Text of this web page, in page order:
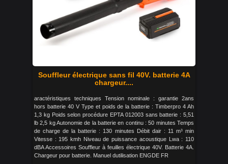
Souffleur électrique sans fil 40V. batterie 4A
chargeur....
aractéristiques techniques Tension nominale : garantie 2ans
hors batterie 40 V Type et poids de la batterie : Timberpro 4 Ah
1,3 kg Poids selon procédure EPTA 012003 sans batterie : 5,51
lb 2,5 kg Autonomie de la batterie en continu : 50 minutes Temps
de charge de la batterie : 130 minutes Débit dair : 11 m³ min
Vitesse : 195 kmh Niveau de puissance acoustique Lwa : 110
dBA Accessoires Souffleur à feuilles électrique 40V. Batterie 4A.
Chargeur pour batterie. Manuel dutilisation ENGDE FR